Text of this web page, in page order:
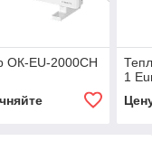
ОК-EU-2000CH
1